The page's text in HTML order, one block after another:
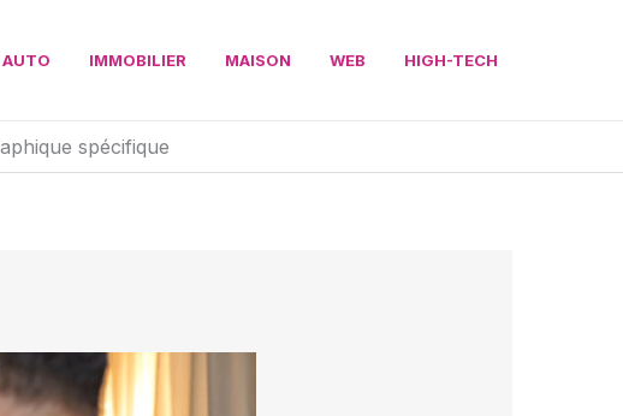
AUTO IMMOBILIER MAISON WEB HIGH-TECH
spécifique